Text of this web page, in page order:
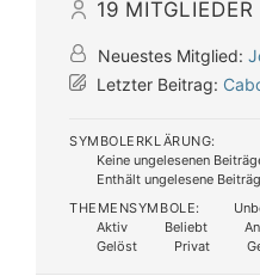
19 MITGLIEDER
Neuestes Mitglied:
Letzter Beitrag:
SYMBOLERKLÄRUNG:
Keine ungelesenen
Enthält ungelesene
THEMENSYMBOLE:
Aktiv
Beliebt
Gelöst
Privat